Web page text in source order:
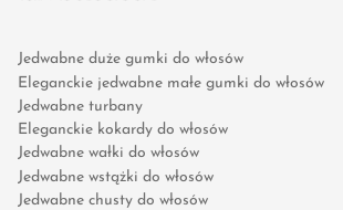
Jedwabne duże gumki do włosów
Eleganckie jedwabne małe gumki do włosów
Jedwabne turbany
Eleganckie kokardy do włosów
Jedwabne wałki do włosów
Jedwabne wstążki do włosów
Jedwabne chusty do włosów